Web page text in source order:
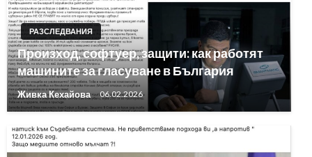
РАЗСЛЕДВАНИЯ
Произход, софтуер, защити: как работят
машините за гласуване в България
Живка Кехайова 06.02.2026